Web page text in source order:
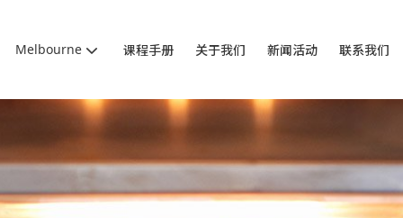
Melbourne 课程手册 关于我们 新闻活动 联系我们